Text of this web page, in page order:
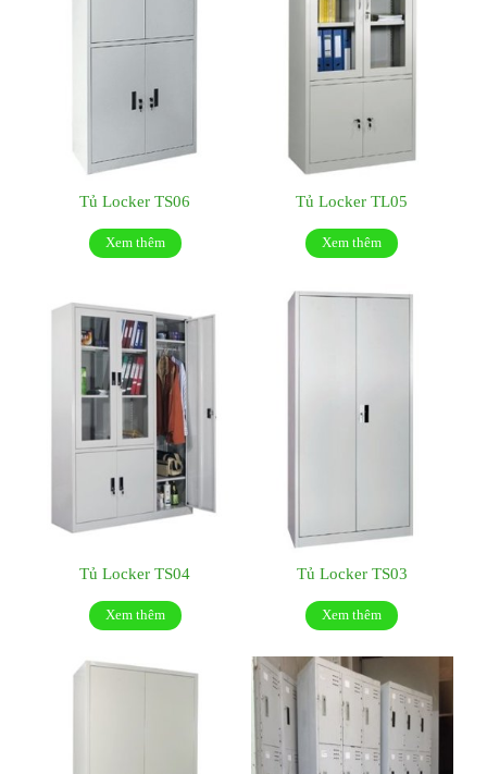
Tủ Locker TS06
Xem thêm
Tủ Locker TL05
Xem thêm
Tủ Locker TS04
Xem thêm
Tủ Locker TS03
Xem thêm